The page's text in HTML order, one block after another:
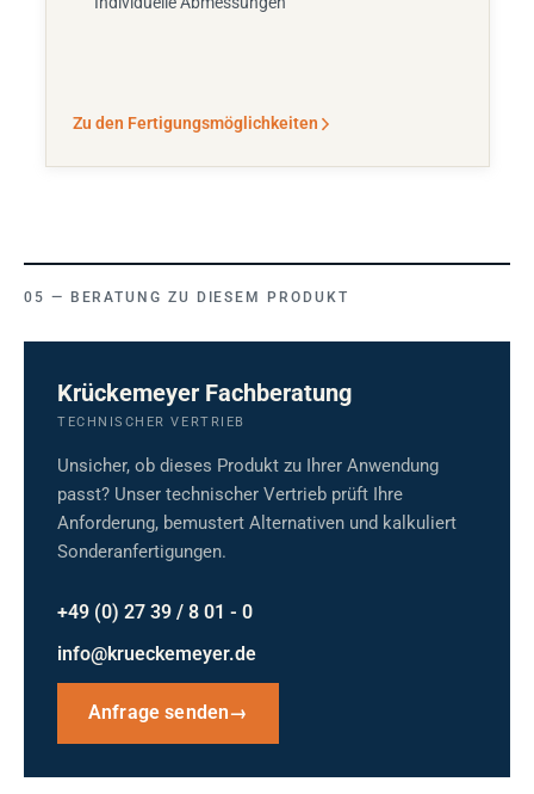
Zu den Fertigungsmöglichkeiten
BERATUNG ZU DIESEM PRODUKT
Krückemeyer Fachberatung
TECHNISCHER VERTRIEB
Unsicher, ob dieses Produkt zu Ihrer Anwendung
passt? Unser technischer Vertrieb prüft Ihre
Anforderung, bemustert Alternativen und kalkuliert
Sonderanfertigungen.
+49 (0) 27 39 / 8 01 - 0
info@krueckemeyer.de
Anfrage senden→